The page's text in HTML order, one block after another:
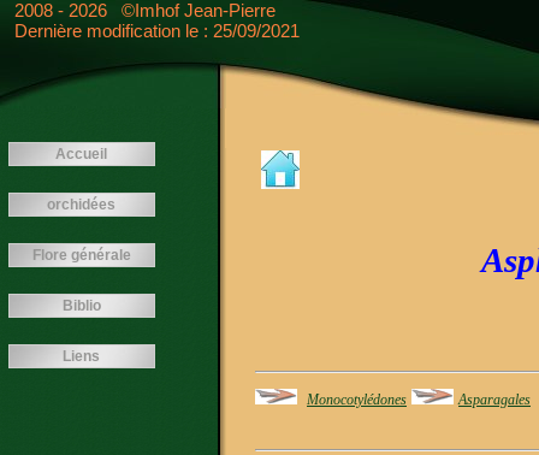
<---- -->
Accueil
orchidées
Flore générale
Biblio
Liens
2008 - 2026 ©Imhof Jean-Pierre
Dernière modification le : 25/09/2021
Monocotylédones Asparagales